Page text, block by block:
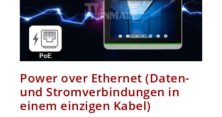
Power over Ethernet (Daten-
und Stromverbindungen in
einem einzigen Kabel)